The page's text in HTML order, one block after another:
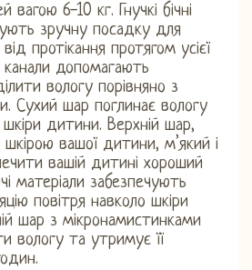
вагою 6-10 кг. Гнучкі бічні
зручну посадку для
протікання протягом усієї
канали допомагають
вологу порівняно з
Сухий шар поглинає вологу
дитини. Верхній шар,
шкірою вашої дитини, м’який і
вашій дитині хороший
матеріали забезпечують
повітря навколо шкіри
шар з мікронамистинками
вологу та утримує її